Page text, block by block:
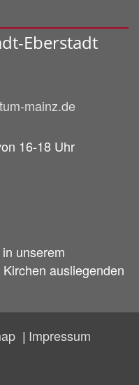
Eberstadt
mainz.de
16-18 Uhr
unserem
ausliegenden
Impressum